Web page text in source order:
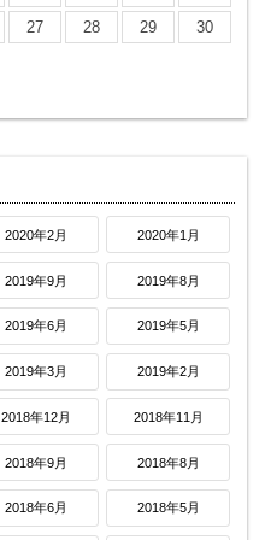
27 28 29
30
2020年2月 2020年1月
2019年9月 2019年8月
2019年6月 2019年5月
2019年3月 2019年2月
2018年12月 2018年11月
2018年9月 2018年8月
2018年6月 2018年5月